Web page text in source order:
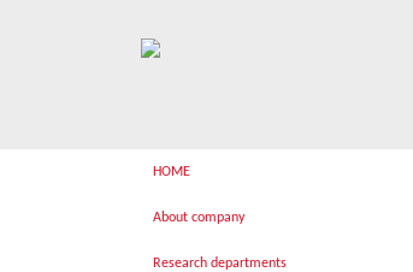
HOME
About company
Research departments